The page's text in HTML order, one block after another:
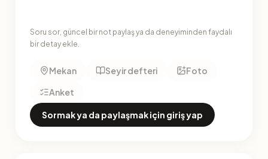
Soru sor, güncel bir not paylaş ya da deneyiminden faydalı
bir detay ekle.
Mekan Seyir defteri
Foto
Anket
Sormak ya da paylaşmak için giriş yap